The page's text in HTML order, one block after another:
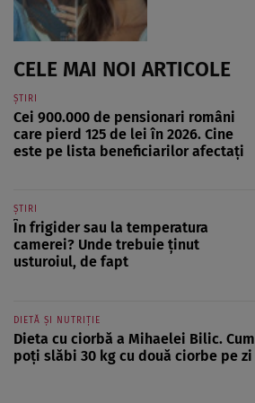
CELE MAI NOI ARTICOLE
ȘTIRI
Cei 900.000 de pensionari români
care pierd 125 de lei în 2026. Cine
este pe lista beneficiarilor afectați
ȘTIRI
În frigider sau la temperatura
camerei? Unde trebuie ținut
usturoiul, de fapt
DIETĂ ȘI NUTRIȚIE
Dieta cu ciorbă a Mihaelei Bilic. Cum
poți slăbi 30 kg cu două ciorbe pe zi